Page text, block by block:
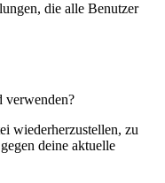
die alle Benutzer
verwenden?
wiederherzustellen, zu
deine aktuelle